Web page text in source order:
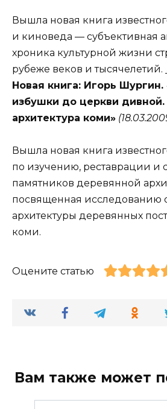
Вышла новая книга
и киноведа — субъективная
хроника культурной жизни
рубеже веков и тысячелетий.
Новая книга: Игорь
избушки до церкви
архитектура коми»
Вышла новая книга
по изучению, реставрации и
памятников деревянной
посвященная исследованию
архитектуры деревянных
коми.
Оцените статью
Вам также может